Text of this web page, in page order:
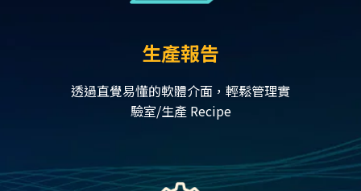
生產報告
透過直覺易懂的軟體介面，輕鬆管理實
驗室/生產 Recipe